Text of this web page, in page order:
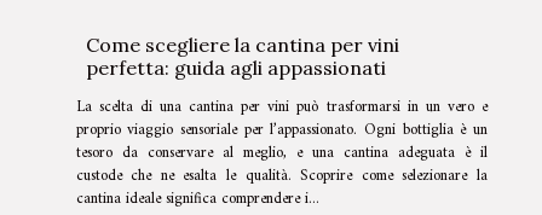
Come scegliere la cantina per vini
perfetta: guida agli appassionati
La scelta di una cantina per vini può trasformarsi in un vero e
proprio viaggio sensoriale per l’appassionato. Ogni bottiglia è un
tesoro da conservare al meglio, e una cantina adeguata è il
custode che ne esalta le qualità. Scoprire come selezionare la
cantina ideale significa comprendere i...